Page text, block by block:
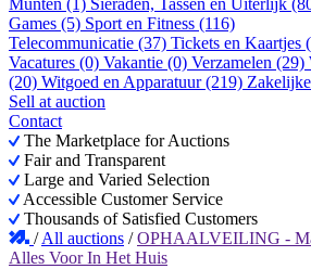
Munten (1) Sieraden, Tassen en Uiterlijk
Games (5) Sport en Fitness (116)
Telecommunicatie (37) Tickets en Kaartjes
Vacatures (0) Vakantie (0) Verzamelen (29)
(20) Witgoed en Apparatuur (219)
Sell at auction
Contact
The Marketplace for Auctions
Fair and Transparent
Large and Varied Selection
Accessible Customer Service
Thousands of Satisfied Customers
/All auctions /OPHAALVEILING -
Alles Voor In Het Huis